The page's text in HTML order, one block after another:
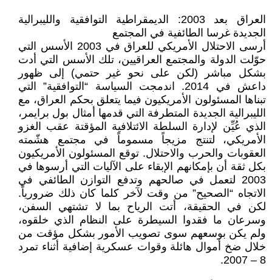
العراق بعد 2003: الديمقراطية التوافقية والليبرالية
الجديدة غرسا الطائفية في المجتمع
أرسى الاحتلال الأمريكي للعراق في 2003 الأسس التي
حوّلت الدولة والمجتمع العراقيين، تلك الأسس التي أدت
بشكل مباشر (لكن على نحو غير حتمي) إلى ظهور
داعش في 2014. اندمجت السياسة “التوافقية” التي
تبناها المسئولون الأمريكيون فيما يتعلق بحكم العراق، مع
الليبرالية الجديدة المتطرفة التي قدمها أمثال بول برايمر،
الذي عُيِّن لإدارة السلطة الائتلافية المؤقتة عقب الغزو
الأمريكي، لتنتج مزيجاً مسموماً في مجتمع هشّمته
العقوبات والحرب والاحتلال. توقع المسئولون الأمريكيون
بكل ثقة أن بإمكانهم الإبقاء على الآليات التي أرسوها في
2003 لتعمل في صالحهم وتدفع التوازن الطائفي في
الاتجاه “الصحيح” من وقت لآخر كلما كان ذلك ضرورياً.
لكن في الحقيقة، أتت الرياح بما لا تشتهي السفن،
وسرعان ما فقدوا السيطرة على النظام الذي خلقوه،
ولم يكن بوسعهم سوى تصويب الأمور بشكل مؤقت من
خلال ضخ أموال هائلة وقوات عسكرية إضافية أثناء تمرد
8 – 2007.